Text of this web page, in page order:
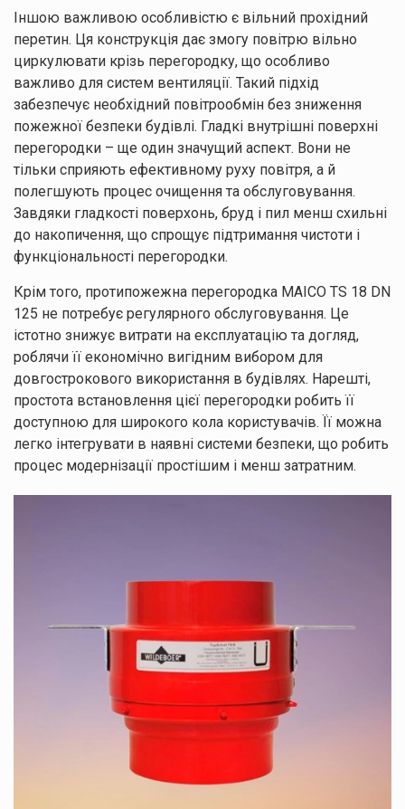
Іншою важливою особливістю є вільний прохідний
перетин. Ця конструкція дає змогу повітрю вільно
циркулювати крізь перегородку, що особливо
важливо для систем вентиляції. Такий підхід
забезпечує необхідний повітрообмін без зниження
пожежної безпеки будівлі. Гладкі внутрішні поверхні
перегородки – ще один значущий аспект. Вони не
тільки сприяють ефективному руху повітря, а й
полегшують процес очищення та обслуговування.
Завдяки гладкості поверхонь, бруд і пил менш схильні
до накопичення, що спрощує підтримання чистоти і
функціональності перегородки.
Крім того, протипожежна перегородка MAICO TS 18 DN
125 не потребує регулярного обслуговування. Це
істотно знижує витрати на експлуатацію та догляд,
роблячи її економічно вигідним вибором для
довгострокового використання в будівлях. Нарешті,
простота встановлення цієї перегородки робить її
доступною для широкого кола користувачів. Її можна
легко інтегрувати в наявні системи безпеки, що робить
процес модернізації простішим і менш затратним.
Дякуємо
за заявку!
Ваші дані
успішно
надіслані!
Залишайте заявку
Ми зв’яжемося з вами найближчим часом.
Натискаючи кнопку “Надіслати”, ви погоджуєтесь з
персональних даних